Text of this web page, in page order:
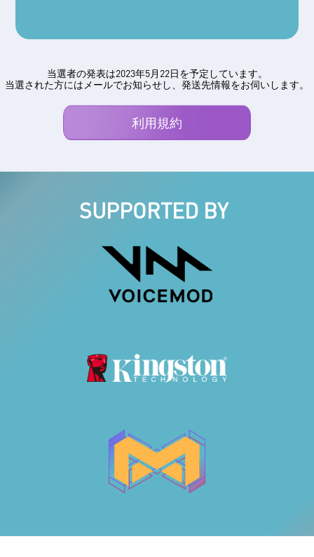
当選者の発表は2023年5月22日を予定しています。
当選された方にはメールでお知らせし、発送先情報をお伺いします。
利用規約
SUPPORTED BY